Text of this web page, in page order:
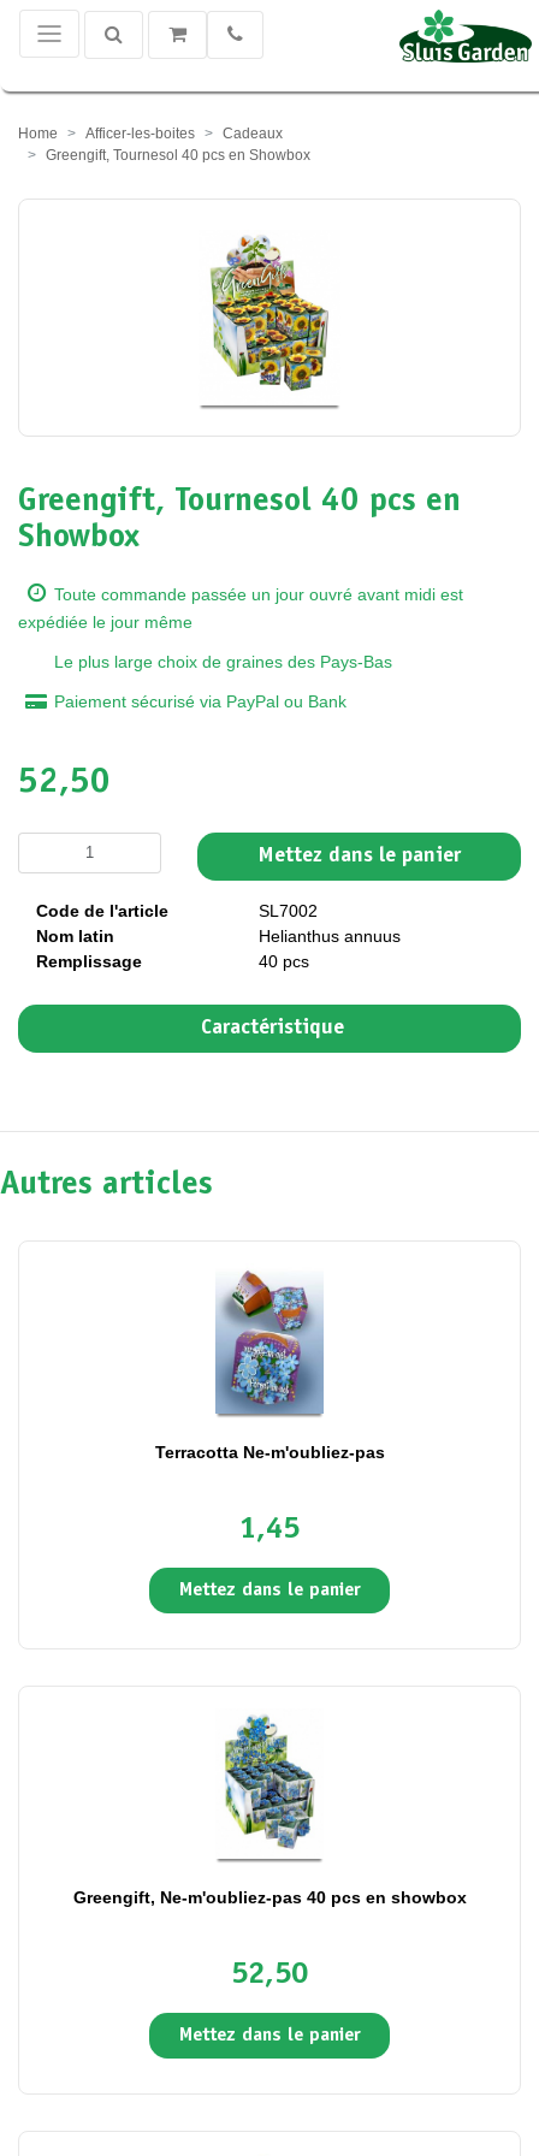
Home Afficer-les-boites
Cadeaux
Greengift, Tournesol 40 pcs en Showbox
Greengift, Tournesol 40 pcs en
Showbox
Toute commande passée un jour ouvré avant midi est
expédiée le jour même
Le plus large choix de graines des Pays-Bas
Paiement sécurisé via PayPal ou Bank
52,50
Mettez dans le panier
Code de l'article
SL7002
Nom latin
Helianthus annuus
Remplissage
40 pcs
Caractéristique
Autres articles
Terracotta Ne-m'oubliez-pas
1,45
Mettez dans le panier
Greengift, Ne-m'oubliez-pas 40 pcs en showbox
52,50
Mettez dans le panier